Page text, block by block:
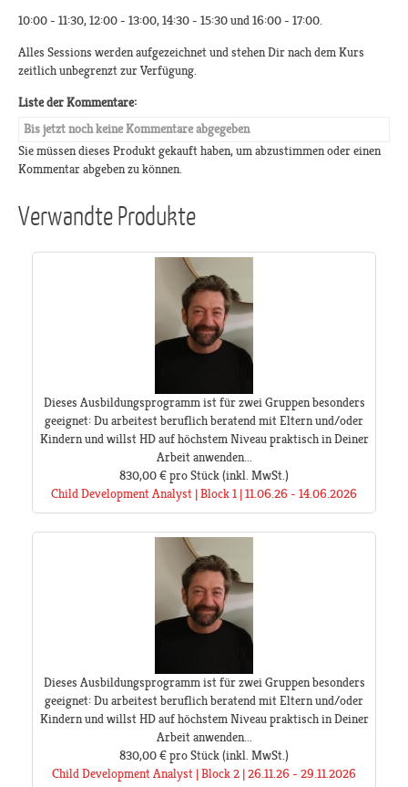
10:00 - 11:30, 12:00 - 13:00, 14:30 - 15:30 und 16:00 - 17:00.
Alles Sessions werden aufgezeichnet und stehen Dir nach dem Kurs
zeitlich unbegrenzt zur Verfügung.
Liste der Kommentare:
Bis jetzt noch keine Kommentare abgegeben
Sie müssen dieses Produkt gekauft haben, um abzustimmen oder einen
Kommentar abgeben zu können.
Verwandte Produkte
Dieses Ausbildungsprogramm ist für zwei Gruppen besonders
geeignet: Du arbeitest beruflich beratend mit Eltern und/oder
Kindern und willst HD auf höchstem Niveau praktisch in Deiner
Arbeit anwenden...
830,00 €pro Stück(inkl. MwSt.)
Child Development Analyst | Block 1 | 11.06.26 - 14.06.2026
Dieses Ausbildungsprogramm ist für zwei Gruppen besonders
geeignet: Du arbeitest beruflich beratend mit Eltern und/oder
Kindern und willst HD auf höchstem Niveau praktisch in Deiner
Arbeit anwenden...
830,00 €pro Stück(inkl. MwSt.)
Child Development Analyst | Block 2 | 26.11.26 - 29.11.2026